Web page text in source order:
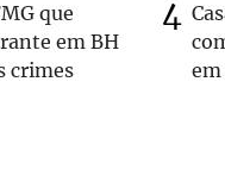
que
em BH
crimes